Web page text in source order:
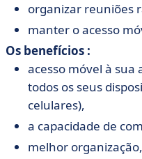
organizar reuniões
manter o acesso
Os benefícios :
acesso móvel à sua
todos os seus
celulares),
a capacidade de
melhor organização,